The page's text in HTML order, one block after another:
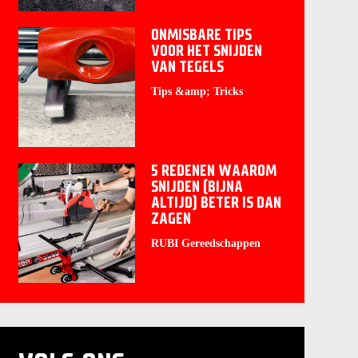
ONMISBARE TIPS
VOOR HET SNIJDEN
VAN TEGELS
Tips &amp; Tricks
5 REDENEN WAAROM
SNIJDEN (BIJNA
ALTIJD) BETER IS DAN
ZAGEN
RUBI Gereedschappen